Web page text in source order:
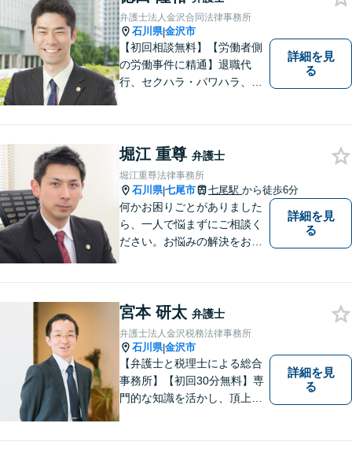
ますので，どうぞ宜しくお願
い申し上げます。
弁護士法人金沢合同法律事務所
石川県|金沢市
【初回相談無料】【労働者側
の労働事件に精通】退職代
行、セクハラ・パワハラ、労
ルも対応可能【メール相談／
ビデオ面談可】【土曜日も対
応】
詳細を見
る
堀江 重尊 弁護士
堀江重尊法律事務所
石川県|七尾市 七尾駅 から徒歩6分
何かお困りごとがありました
ら、一人で悩まずにご相談く
ださい。お悩みの解決をお手
詳細を見
る
宮本 研太 弁護士
弁護士法人金沢税務法律事務所
石川県|金沢市
【弁護士と税理士による総合
事務所】【初回30分無料】専
門的な知識を活かし、頂上＝
詳細を見
る